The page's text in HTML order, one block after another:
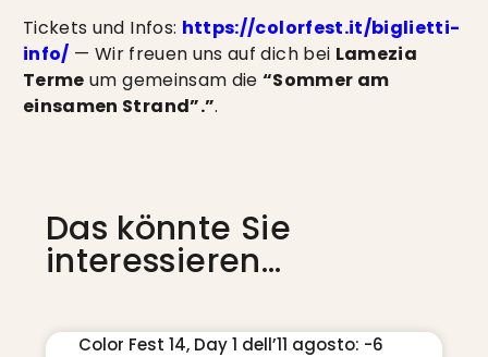
Tickets und Infos: https://colorfest.it/biglietti-
info/ — Wir freuen uns auf dich bei Lamezia
Terme um gemeinsam die“Sommer am
einsamen Strand”.”.
Das könnte Sie
interessieren...
Color Fest 14, Day 1 dell’11 agosto: -6